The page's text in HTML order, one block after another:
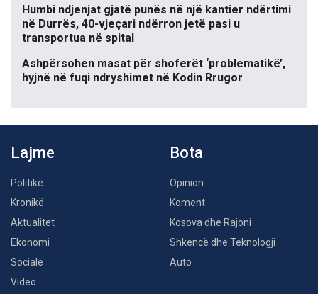
Humbi ndjenjat gjatë punës në një kantier ndërtimi
në Durrës, 40-vjeçari ndërron jetë pasi u
transportua në spital
Ashpërsohen masat për shoferët ‘problematikë’,
hyjnë në fuqi ndryshimet në Kodin Rrugor
Lajme
Politikë
Kronikë
Aktualitet
Ekonomi
Sociale
Video
Bota
Opinion
Koment
Kosova dhe Rajoni
Shkencë dhe Teknologji
Auto